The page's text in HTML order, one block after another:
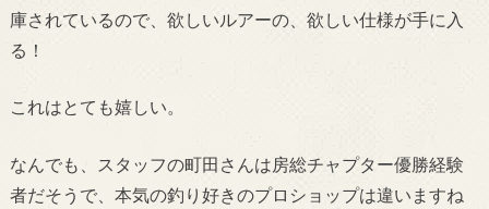
庫されているので、欲しいルアーの、欲しい仕様が手に入
る！
これはとても嬉しい。
なんでも、スタッフの町田さんは房総チャプター優勝経験
者だそうで、本気の釣り好きのプロショップは違いますね